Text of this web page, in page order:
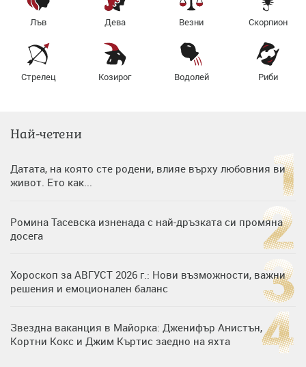
Лъв Дева Везни Скорпион
Стрелец Козирог Водолей Риби
Най-четени
Датата, на която сте родени, влияе върху любовния ви
живот. Ето как...
Ромина Тасевска изненада с най-дръзката си промяна
досега
Хороскоп за АВГУСТ 2026 г.: Нови възможности, важни
решения и емоционален баланс
Звездна ваканция в Майорка: Дженифър Анистън,
Кортни Кокс и Джим Къртис заедно на яхта